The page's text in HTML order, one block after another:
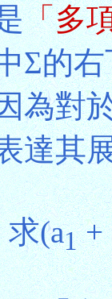
「多
Σ的
為對
達其
求(a1+